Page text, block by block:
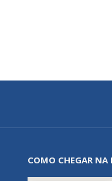
COMO CHEGAR NA